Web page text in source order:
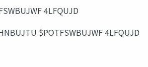
4LFQUJD
$POTFSWBUJWF 4LFQUJD